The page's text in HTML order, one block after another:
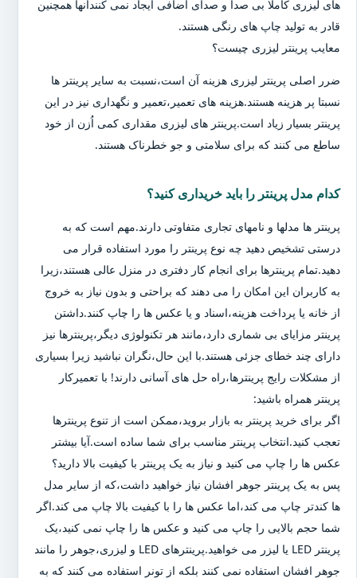
های لیزری کاملا بی صدا و صدای اضافی ایجاد نمی کنندآنها همچنین
قادر به تولید چاپ های رنگی هستند.
معایب پرینتر لیزری چیست؟
ضرر اصلی پرینتر لیزری هزینه آن است،نسبت به سایر پرینتر ها
نسبتا پر هزینه هستند.هزینه های تعمیر،تعمیر و نگهداری نیز در این
پرینتر بسیار زیاد است.پرینتر های لیزری مقداری کمی اُزن از خود
ساطع می کنند که برای سلامتی و جو خطرناک هستند.
کدام مدل پرینتر را باید خریداری کنید؟
پرینتر ها مدلها و نامهای تجاری متفاوتی دارند.مهم است که به
درستی تشخیص دهید چه نوع پرینتر را مورد استفاده قرار می
دهید.تمام پرینترها برای انجام کار دفتری در منزل عالی هستند،زیرا
به کاربران این امکان را می دهند که براحتی و بدون نیاز به خروج
از خانه یا پرداخت هزینه،اسناد و یا عکس ها را چاپ کنند.داشتن
پرینتر مزایای بی شماری دارد،مانند هر تکنولوژی دیگر،پرینترها نیز
دارای چند خطای جزئی هستند.با این حال،نگران نباشید زیرا بسیاری
از مشکلات رایج پرینترها،راه حل های آسانی دارند! با تعمیرکار
پرینتر همراه باشید:
اگر برای خرید پرینتر به بازار بروید،ممکن است از تنوع پرینترها
تعجب کنید.انتخاب پرینتر مناسب برای شما ساده است.آیا بیشتر
عکس ها را چاپ می کنید و نیاز به یک پرینتر با کیفیت بالا دارید؟
پس به یک پرینتر جوهر افشان نیاز خواهید داشت،که از سایر مدل
ها کندتر چاپ می کند،اما عکس ها را با کیفیت بالا چاپ می کند.اگر
شما حجم بالایی را چاپ می کنید و عکس ها را چاپ نمی کنید،یک
پرینتر LED یا لیزر می خواهید.پرینترهای LED و لیزری،جوهر را مانند
جوهر افشان استفاده نمی کنند بلکه از تونر استفاده می کنند که به